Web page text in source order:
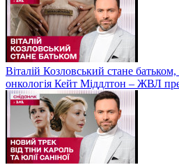
Віталій Козловський стане
онкологія Кейт Міддлтон – ЖВЛ